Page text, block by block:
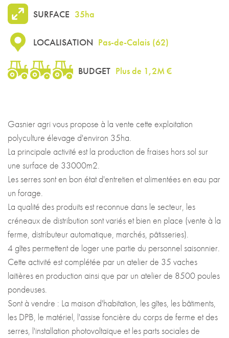
SURFACE 35ha
LOCALISATION Pas-de-Calais (62)
BUDGET Plus de 1,2M €
Gasnier agri vous propose à la vente cette exploitation
polyculture élevage d'environ 35ha.
La principale activité est la production de fraises hors sol sur
une surface de 33000m2.
Les serres sont en bon état d'entretien et alimentées en eau par
un forage.
La qualité des produits est reconnue dans le secteur, les
créneaux de distribution sont variés et bien en place (vente à la
ferme, distributeur automatique, marchés, pâtisseries).
4 gîtes permettent de loger une partie du personnel saisonnier.
Cette activité est complétée par un atelier de 35 vaches
laitières en production ainsi que par un atelier de 8500 poules
pondeuses.
Sont à vendre : La maison d'habitation, les gîtes, les bâtiments,
les DPB, le matériel, l'assise foncière du corps de ferme et des
serres, l'installation photovoltaïque et les parts sociales de